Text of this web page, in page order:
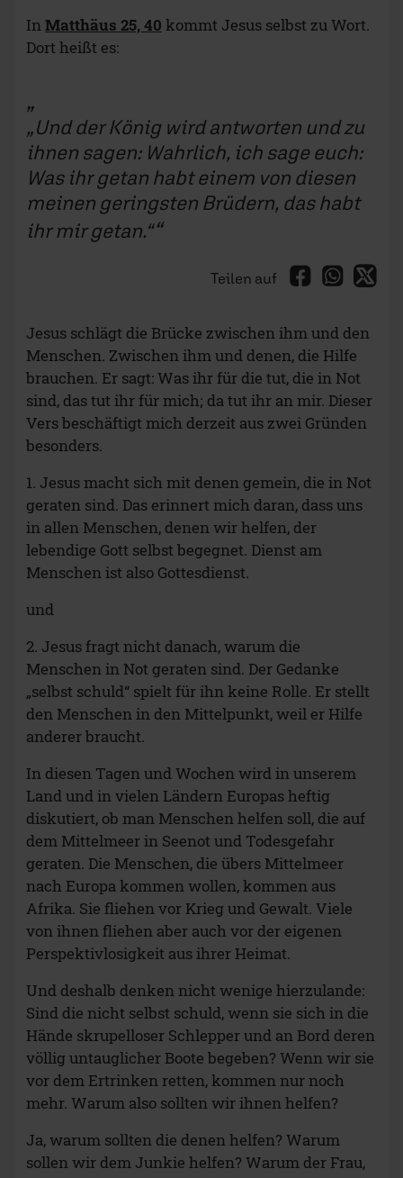
InMatthäus 25, 40 kommt Jesus selbst zu Wort.
Dort heißt es:
„Und der König wird antworten und zu
ihnen sagen: Wahrlich, ich sage euch:
Was ihr getan habt einem von diesen
meinen geringsten Brüdern, das habt
ihr mir getan.“
Teilen auf
Jesus schlägt die Brücke zwischen ihm und den
Menschen. Zwischen ihm und denen, die Hilfe
brauchen. Er sagt: Was ihr für die tut, die in Not
sind, das tut ihr für mich; da tut ihr an mir. Dieser
Vers beschäftigt mich derzeit aus zwei Gründen
besonders.
1. Jesus macht sich mit denen gemein, die in Not
geraten sind. Das erinnert mich daran, dass uns
in allen Menschen, denen wir helfen, der
lebendige Gott selbst begegnet. Dienst am
Menschen ist also Gottesdienst.
und
2. Jesus fragt nicht danach, warum die
Menschen in Not geraten sind. Der Gedanke
„selbst schuld“ spielt für ihn keine Rolle. Er stellt
den Menschen in den Mittelpunkt, weil er Hilfe
anderer braucht.
In diesen Tagen und Wochen wird in unserem
Land und in vielen Ländern Europas heftig
diskutiert, ob man Menschen helfen soll, die auf
dem Mittelmeer in Seenot und Todesgefahr
geraten. Die Menschen, die übers Mittelmeer
nach Europa kommen wollen, kommen aus
Afrika. Sie fliehen vor Krieg und Gewalt. Viele
von ihnen fliehen aber auch vor der eigenen
Perspektivlosigkeit aus ihrer Heimat.
Und deshalb denken nicht wenige hierzulande:
Sind die nicht selbst schuld, wenn sie sich in die
Hände skrupelloser Schlepper und an Bord deren
völlig untauglicher Boote begeben? Wenn wir sie
vor dem Ertrinken retten, kommen nur noch
mehr. Warum also sollten wir ihnen helfen?
Ja, warum sollten die denen helfen? Warum
sollen wir dem Junkie helfen? Warum der Frau,